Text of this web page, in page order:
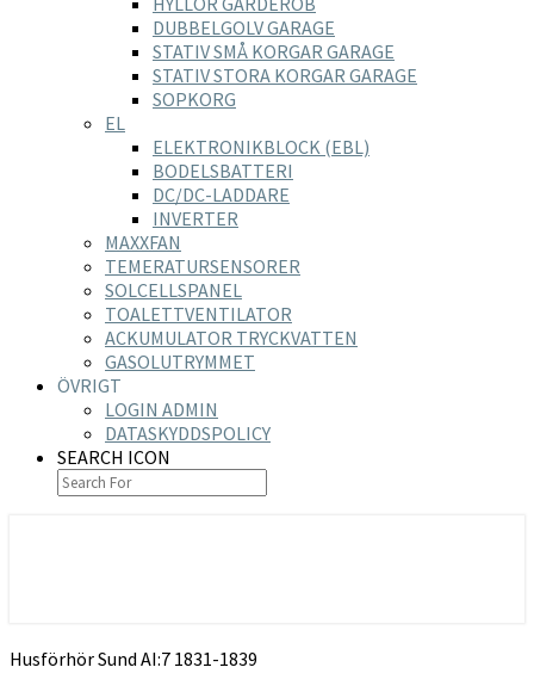
DUBBELGOLV GARAGE
STATIV SMÅ KORGAR GARAGE
STATIV STORA KORGAR GARAGE
SOPKORG
EL
ELEKTRONIKBLOCK (EBL)
BODELSBATTERI
DC/DC-LADDARE
INVERTER
MAXXFAN
TEMERATURSENSORER
SOLCELLSPANEL
TOALETTVENTILATOR
ACKUMULATOR TRYCKVATTEN
GASOLUTRYMMET
ÖVRIGT
LOGIN ADMIN
DATASKYDDSPOLICY
SEARCH ICON
Husförhör Sund AI:7 1831-1839